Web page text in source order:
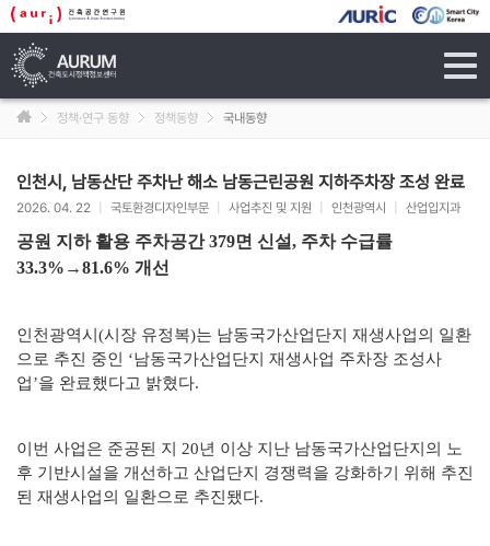
정책·연구 동향 정책동향 국내동향
인천시, 남동산단 주차난 해소 남동근린공원 지하주차장 조성 완료
2026. 04. 22 국토환경디자인부문 사업추진 및 지원 인천광역시 산업입지과
공원 지하 활용 주차공간 379면 신설, 주차 수급률
33.3%→81.6% 개선
인천광역시(시장 유정복)는 남동국가산업단지 재생사업의 일환
으로 추진 중인 ‘남동국가산업단지 재생사업 주차장 조성사
업’을 완료했다고 밝혔다.
이번 사업은 준공된 지 20년 이상 지난 남동국가산업단지의 노
후 기반시설을 개선하고 산업단지 경쟁력을 강화하기 위해 추진
된 재생사업의 일환으로 추진됐다.